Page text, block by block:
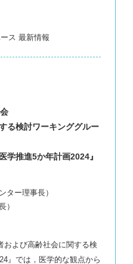
ス 最新情報
る検討ワーキンググルー
学推進5か年計画2024』
ター理事長）
）
および高齢社会に関する検
』では，医学的な観点から